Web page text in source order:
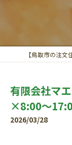
有限会社マ
×8:00〜
2026/03/28